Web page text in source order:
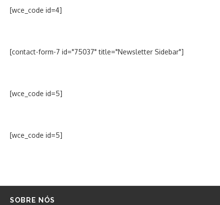
[wce_code id=4]
[contact-form-7 id="75037" title="Newsletter Sidebar"]
[wce_code id=5]
[wce_code id=5]
SOBRE NÓS